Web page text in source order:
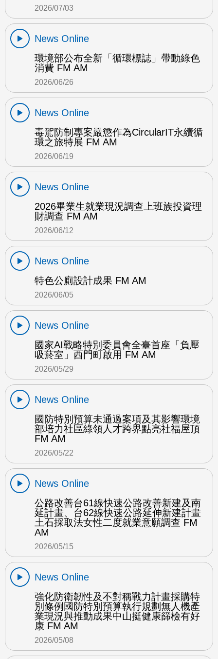
2026/07/03
News Online
環境部公布全新「循環標誌」帶動綠色
消費 FM AM
2026/06/26
News Online
毒駕防制專案嚴懲作為CircularIT永續循
環之旅特展 FM AM
2026/06/19
News Online
2026畢業生就業現況調查上班族投資理
財調查 FM AM
2026/06/12
News Online
特色公廁設計成果 FM AM
2026/06/05
News Online
國家AI戰略特別委員會全臺首座「負壓
吸菸室」西門町啟用 FM AM
2026/05/29
News Online
國防特別預算未通過案項及其影響環境
部培力社區綠領人才跨界點亮社福屋頂
FM AM
2026/05/22
News Online
公路改善台61線快速公路改善新建及南
延計畫、台62線快速公路延伸新建計畫
土石採取法女性二度就業意願調查 FM
AM
2026/05/15
News Online
強化防衛韌性及不對稱戰力計畫採購特
別條例國防特別預算執行規劃無人機產
業現況與推動成果中山挺健康篩檢有好
康 FM AM
2026/05/08